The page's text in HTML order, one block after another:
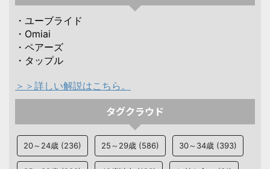
・ユーブライド
・Omiai
・ペアーズ
・タップル
＞＞詳しい解説はこちら。
タグクラウド
20～24歳 (236) 25～29歳 (586) 30～34歳 (393)